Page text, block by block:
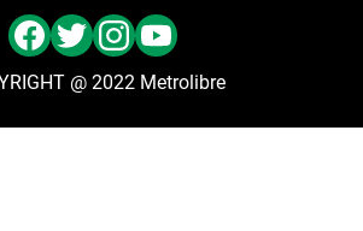
@ 2022 Metrolibre